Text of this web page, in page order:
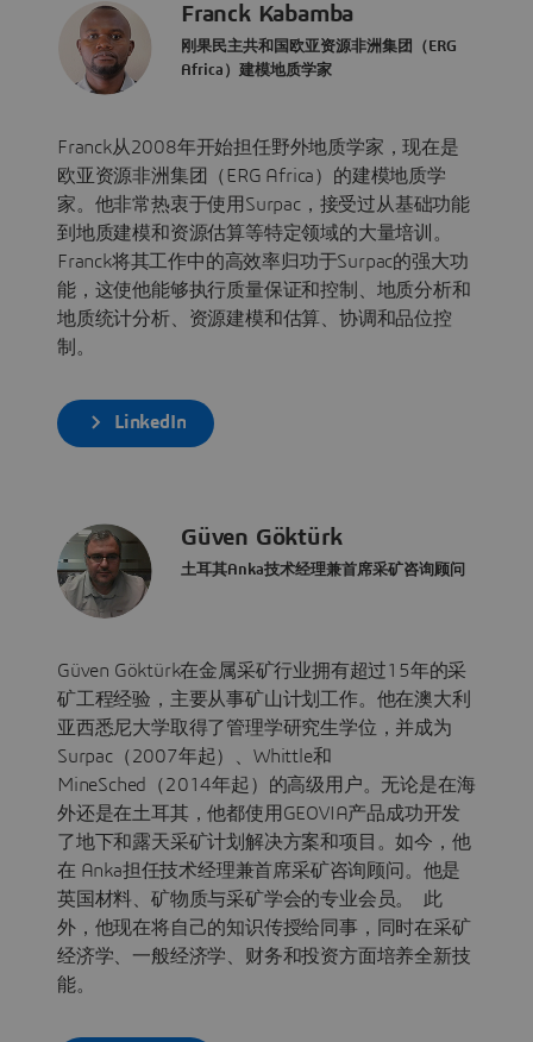
Franck Kabamba
刚果民主共和国欧亚资源非洲集团（ERG
Africa）建模地质学家
Franck从2008年开始担任野外地质学家，现在是
欧亚资源非洲集团（ERG Africa）的建模地质学
家。他非常热衷于使用Surpac，接受过从基础功能
到地质建模和资源估算等特定领域的大量培训。
Franck将其工作中的高效率归功于Surpac的强大功
能，这使他能够执行质量保证和控制、地质分析和
地质统计分析、资源建模和估算、协调和品位控
制。
LinkedIn
Güven Göktürk
土耳其Anka技术经理兼首席采矿咨询顾问
Güven Göktürk在金属采矿行业拥有超过15年的采
矿工程经验，主要从事矿山计划工作。他在澳大利
亚西悉尼大学取得了管理学研究生学位，并成为
Surpac（2007年起）、Whittle和
MineSched（2014年起）的高级用户。无论是在海
外还是在土耳其，他都使用GEOVIA产品成功开发
了地下和露天采矿计划解决方案和项目。如今，他
在 Anka担任技术经理兼首席采矿咨询顾问。他是
英国材料、矿物质与采矿学会的专业会员。 此
外，他现在将自己的知识传授给同事，同时在采矿
经济学、一般经济学、财务和投资方面培养全新技
能。